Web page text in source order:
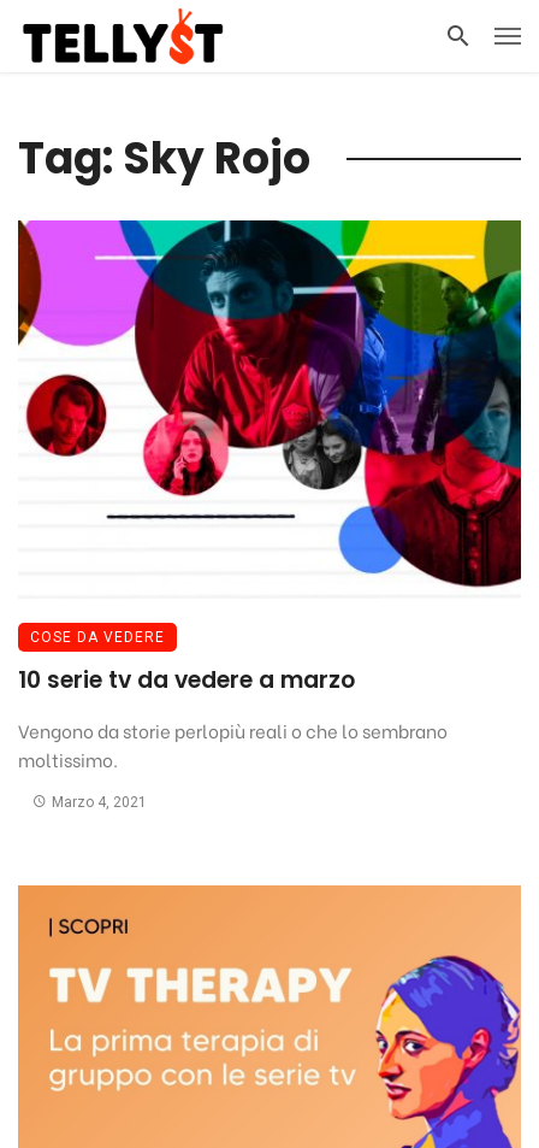
Tag: Sky Rojo
COSE DA VEDERE
10 serie tv da vedere a marzo
Vengono da storie perlopiù reali o che lo sembrano
moltissimo.
Marzo 4, 2021